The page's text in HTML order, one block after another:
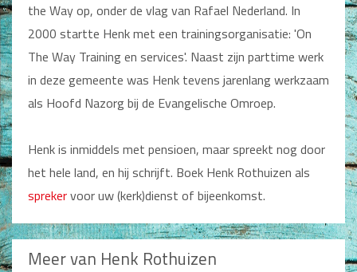
Kerk en Israël
Gemeenteleven en Leiderschap
Pastoraat
Fictie
Non-Fictie
Alle producten
Films en Luisterboeken
Koopjes
the Way op, onder de vlag van Rafael Nederland. In
2000 startte Henk met een trainingsorganisatie: 'On
The Way Training en services'. Naast zijn parttime werk
in deze gemeente was Henk tevens jarenlang werkzaam
als Hoofd Nazorg bij de Evangelische Omroep.
Henk is inmiddels met pensioen, maar spreekt nog door
het hele land, en hij schrijft. Boek Henk Rothuizen als
sprekervoor uw (kerk)dienst of bijeenkomst.
Meer van Henk Rothuizen